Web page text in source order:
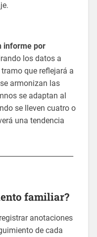
informe por
los datos a
que reflejará a
armonizan las
se adaptan al
se lleven cuatro o
una tendencia
familiar?
anotaciones
de cada